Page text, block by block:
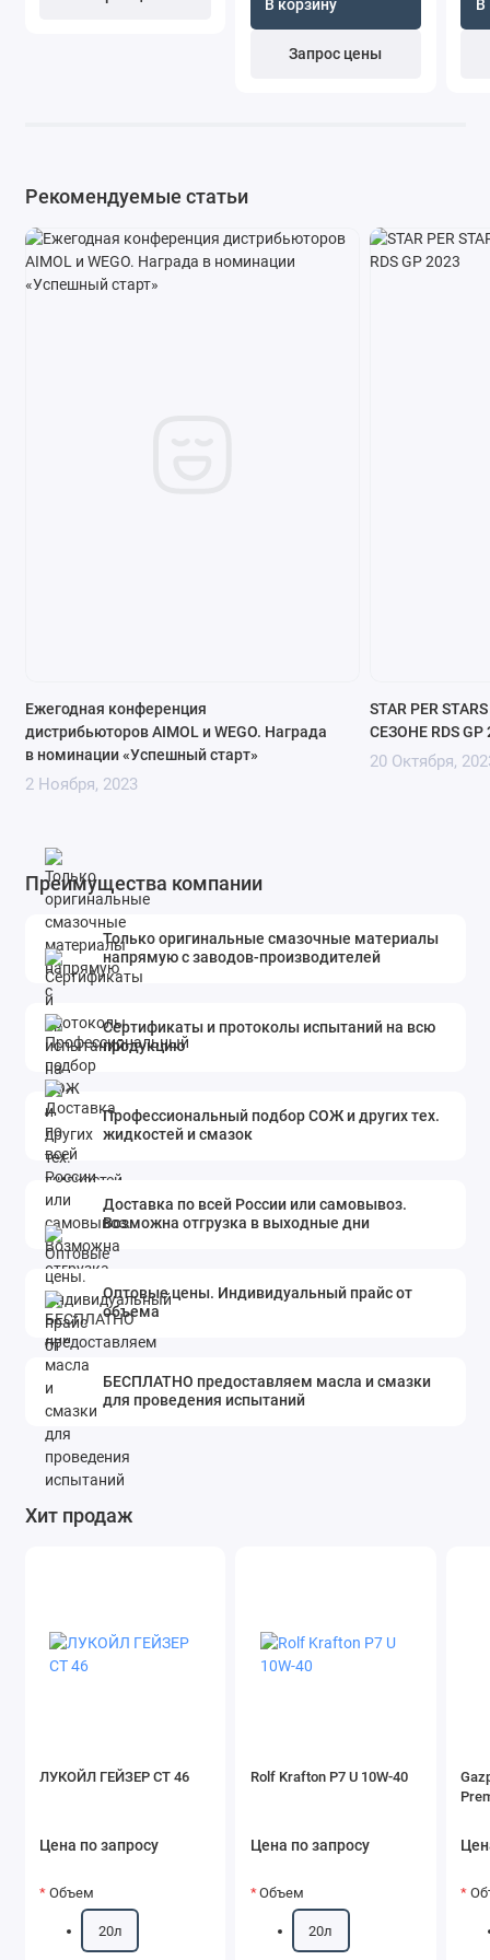
В корзину
Запрос цены
В
Рекомендуемые статьи
Ежегодная конференция
дистрибьюторов AIMOL и WEGO. Награда
в номинации «Успешный старт»
2 Ноября, 2023
STAR PER
СЕЗОНЕ RDS GP
20 Октября,
Преимущества компании
Только оригинальные смазочные материалы
напрямую с заводов-производителей
Сертификаты и протоколы испытаний на всю
продукцию
Профессиональный подбор СОЖ и других тех.
жидкостей и смазок
Доставка по всей России или самовывоз.
Возможна отгрузка в выходные дни
Оптовые цены. Индивидуальный прайс от
объема
БЕСПЛАТНО предоставляем масла и смазки
для проведения испытаний
Хит продаж
ЛУКОЙЛ ГЕЙЗЕР СТ 46
Цена по запросу
Объем
20л
Rolf Krafton P7 U 10W-40
Цена по запросу
Объем
20л